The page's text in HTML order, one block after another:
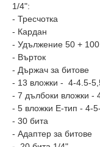
1/4":
- Тресчотка
- Кардан
- Удължение 50 +
- Върток
- Държач за битове
- 13 вложки - 4-4.5-
- 7 дълбоки вложки -
- 5 вложки Е-тип - 4-
- 30 бита
- Адаптер за битове